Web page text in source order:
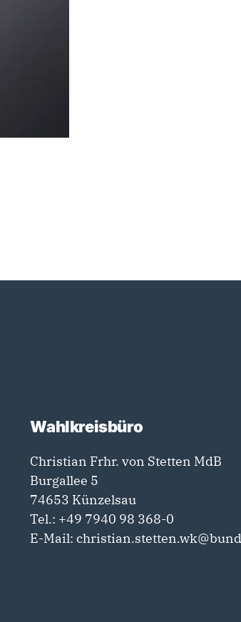
Wahlkreisbüro
Christian Frhr. von Stetten MdB
Burgallee 5
74653 Künzelsau
Tel.: +49 7940 98 368-0
E-Mail: